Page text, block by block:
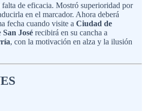
de eficacia. Mostró superioridad por
en el marcador. Ahora deberá
fecha cuando visite a Ciudad de
San José recibirá en su cancha a
, con la motivación en alza y la ilusión